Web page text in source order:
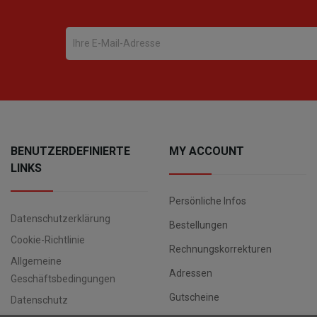
BENUTZERDEFINIERTE
LINKS
Datenschutzerklärung
Cookie-Richtlinie
Allgemeine
Geschäftsbedingungen
Datenschutz
MY ACCOUNT
Persönliche Infos
Bestellungen
Rechnungskorrekturen
Adressen
Gutscheine